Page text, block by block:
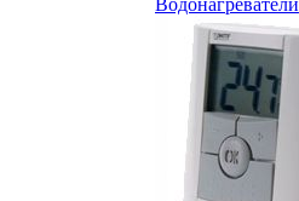
Водонагреватели